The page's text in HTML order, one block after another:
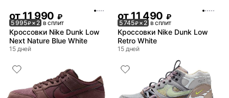
от11 990 ₽
5 995₽× 2 в сплит
Кроссовки Nike Dunk Low
Next Nature Blue White
15 дней
от11 490 ₽
5 745₽× 2 в сплит
Кроссовки Nike Dunk Low
Retro White
15 дней